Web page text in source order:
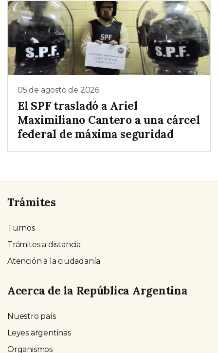
05 de agosto de 2026
El SPF trasladó a Ariel
Maximiliano Cantero a una cárcel
federal de máxima seguridad
Trámites
Turnos
Trámites a distancia
Atención a la ciudadanía
Acerca de la República Argentina
Nuestro país
Leyes argentinas
Organismos